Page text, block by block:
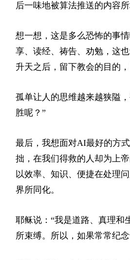
后一味地被算法推送的内容
想一想，这是多么恐怖的事
享、读经、祷告、劝勉，这
升天之后，留下教会的目的
孤单让人的思维越来越狭隘
胜呢？”
最后，我想面对AI最好的方
拙，在我们得救的人却为上
以效率、知识、便捷在处理
界所同化。
耶稣说：“我是道路、真理和
所束缚。所以，如果常常纪